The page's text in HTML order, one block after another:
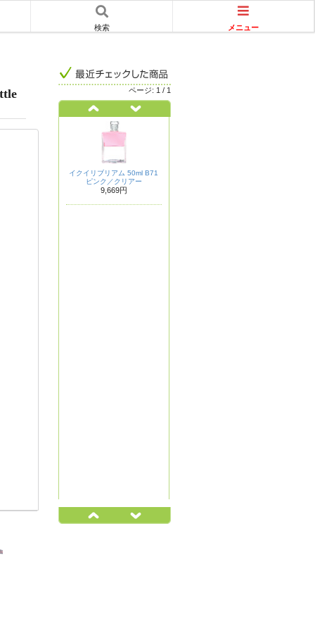
検索 メニュー
ページ: 1 / 1
イクイリブリアム 50ml B71
ピンク／クリアー
9,669円